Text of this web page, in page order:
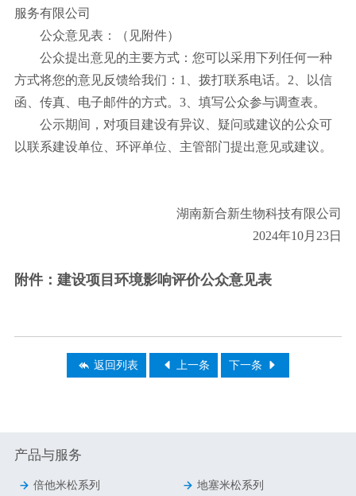
服务有限公司
公众意见表：（见附件）
公众提出意见的主要方式：您可以采用下列任何一种
方式将您的意见反馈给我们：1、拨打联系电话。2、以信
函、传真、电子邮件的方式。3、填写公众参与调查表。
公示期间，对项目建设有异议、疑问或建议的公众可
以联系建设单位、环评单位、主管部门提出意见或建议。
湖南新合新生物科技有限公司
2024年10月23日
附件： 建设项目环境影响评价公众意见表
 返回列表  上一条 下一条 
产品与服务
 倍他米松系列  地塞米松系列